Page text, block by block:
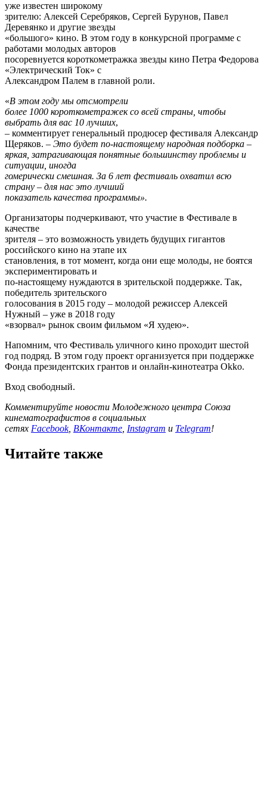
уже известен широкому
зрителю: Алексей Серебряков, Сергей Бурунов, Павел
Деревянко и другие звезды
«большого» кино. В этом году в конкурсной программе с
работами молодых авторов
посоревнуется короткометражка звезды кино Петра Федорова
«Электрический Ток» с
Александром Палем в главной роли.
«В этом году мы отсмотрели
более 1000 короткометражек со всей страны, чтобы
выбрать для вас 10 лучших,
– комментирует генеральный продюсер фестиваля Александр
Щеряков. – Это будет по-настоящему народная подборка –
яркая, затрагивающая понятные большинству проблемы и
ситуации, иногда
гомерически смешная. За 6 лет фестиваль охватил всю
страну – для нас это лучший
показатель качества программы».
Организаторы подчеркивают, что участие в Фестивале в
качестве
зрителя – это возможность увидеть будущих гигантов
российского кино на этапе их
становления, в тот момент, когда они еще молоды, не боятся
экспериментировать и
по-настоящему нуждаются в зрительской поддержке. Так,
победитель зрительского
голосования в 2015 году – молодой режиссер Алексей
Нужный – уже в 2018 году
«взорвал» рынок своим фильмом «Я худею».
Напомним, что Фестиваль уличного кино проходит шестой
год подряд. В этом году проект организуется при поддержке
Фонда президентских грантов и онлайн-кинотеатра Okko.
Вход свободный.
Комментируйте новости Молодежного центра Союза
кинематографистов в социальных
сетях Facebook, ВКонтакте Instagram и Telegram!
Читайте также